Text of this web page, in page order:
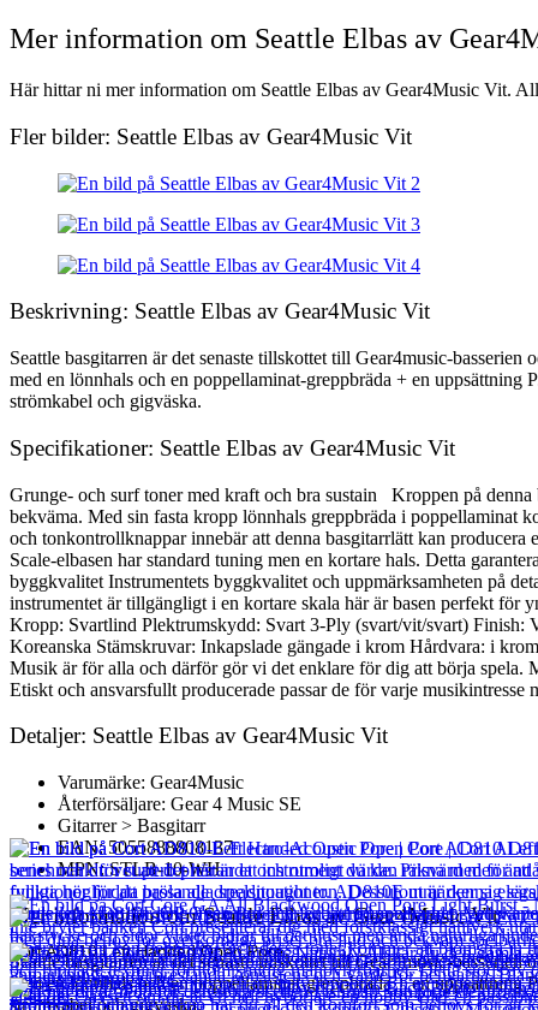
Mer information om Seattle Elbas av
Här hittar ni mer information om Seattle Elbas av Gear4Music Vit.
Fler bilder: Seattle Elbas av Gear4Music Vit
Beskrivning: Seattle Elbas av Gear4Music Vit
Seattle basgitarren är det senaste tillskottet till Gear4music-
med en lönnhals och en poppellaminat-greppbräda + en
strömkabel och gigväska.
Specifikationer: Seattle Elbas av Gear4Music Vit
Grunge- och surf toner med kraft och bra sustain Kroppen på
bekväma. Med sin fasta kropp lönnhals greppbräda i poppellaminat
och tonkontrollknappar innebär att denna basgitarrlätt kan
Scale-elbasen har standard tuning men en kortare hals. Detta
byggkvalitet Instrumentets byggkvalitet och uppmärksamheten på
instrumentet är tillgängligt i en kortare skala här är basen perfekt
Kropp: Svartlind Plektrumskydd: Svart 3-Ply (svart/vit/svart)
Koreanska Stämskruvar: Inkapslade gängade i krom Hårdvara: i
Musik är för alla och därför gör vi det enklare för dig att börja spela.
Etiskt och ansvarsfullt producerade passar de för varje
Detaljer: Seattle Elbas av Gear4Music Vit
Varumärke: Gear4Music
Återförsäljare: Gear 4 Music SE
Gitarrer > Basgitarr
EAN: 5055888808137
MPN: STLB-10-WH
Mer information om Seattle Elbas av Gear4Music Vit
Seattle basgitarren är det senaste tillskottet till Gear4music-
med en lönnhals och en poppellaminat-greppbräda + en
strömkabel och gigväska.
Cort AD810 Left Handed Open Pore
2 417kr